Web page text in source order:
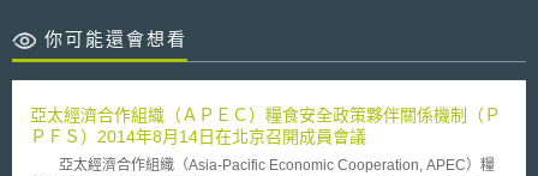
你可能還會想看
亞太經濟合作組織（ＡＰＥＣ）糧食安全政策夥伴關係機制（Ｐ
ＰＦＳ）2014年8月14日在北京召開成員會議
亞太經濟合作組織（Asia-Pacific Economic Cooperation, APEC）糧